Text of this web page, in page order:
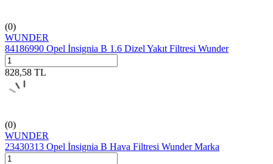
(0)
WUNDER
84186990 Opel İnsignia B 1.6 Dizel Yakıt Filtresi Wunder
828,58 TL
(0)
WUNDER
23430313 Opel İnsignia B Hava Filtresi Wunder Marka